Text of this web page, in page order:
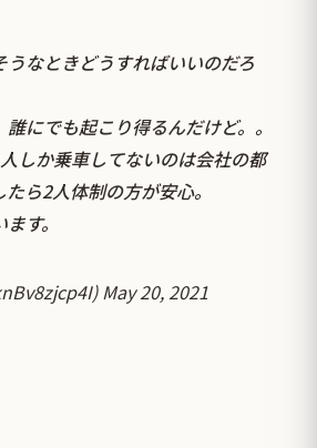
うなときどうすればいいのだろ
にでも起こり得るんだけど。。
しか乗車してないのは会社の都
ら2人体制の方が安心。
す。
May 20, 2021